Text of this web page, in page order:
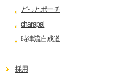
どっとポーチ
charapal
時津流自成道
採用